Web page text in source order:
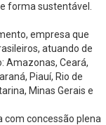
forma sustentável.
empresa que
atuando de
Amazonas, Ceará,
Piauí, Rio de
Minas Gerais e
com concessão plena